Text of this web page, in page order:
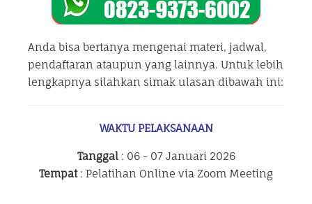
Anda bisa bertanya mengenai materi, jadwal,
pendaftaran ataupun yang lainnya. Untuk lebih
lengkapnya silahkan simak ulasan dibawah ini:
WAKTU PELAKSANAAN
Tanggal: 06 - 07 Januari 2026
Tempat: Pelatihan Online via Zoom Meeting